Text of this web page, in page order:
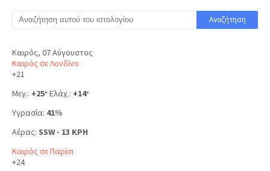
Καιρός, 07 Αύγουστος
Καιρός σε Λονδίνο
+21
Μεγ.: +25° Ελάχ.: +14°
Υγρασία: 41%
Αέρας: SSW - 13 KPH
Καιρός σε Παρίσι
+24